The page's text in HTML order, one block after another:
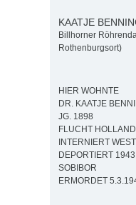
KAATJE
Billhorner
Rothenburgsort)
HIER WOHNTE
DR. KAATJE
JG. 1898
FLUCHT HOLLAND
INTERNIERT
DEPORTIERT 1943
SOBIBOR
ERMORDET